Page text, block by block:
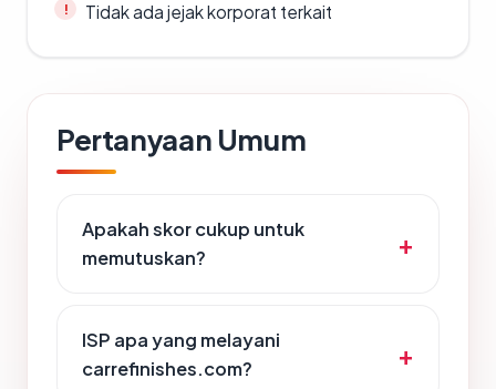
Tidak ada jejak korporat terkait
Pertanyaan Umum
Apakah skor cukup untuk
memutuskan?
ISP apa yang melayani
carrefinishes.com?